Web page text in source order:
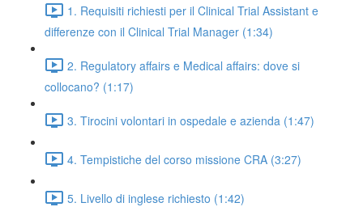
1. Requisiti richiesti per il Clinical Trial Assistant e
differenze con il Clinical Trial Manager (1:34)
2. Regulatory affairs e Medical affairs: dove si
collocano? (1:17)
3. Tirocini volontari in ospedale e azienda (1:47)
4. Tempistiche del corso missione CRA (3:27)
5. Livello di inglese richiesto (1:42)